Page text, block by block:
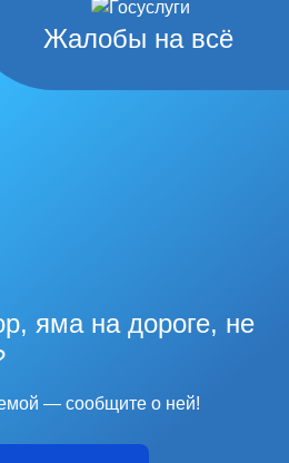
Жалобы на всё
яма на дороге, не
— сообщите о ней!